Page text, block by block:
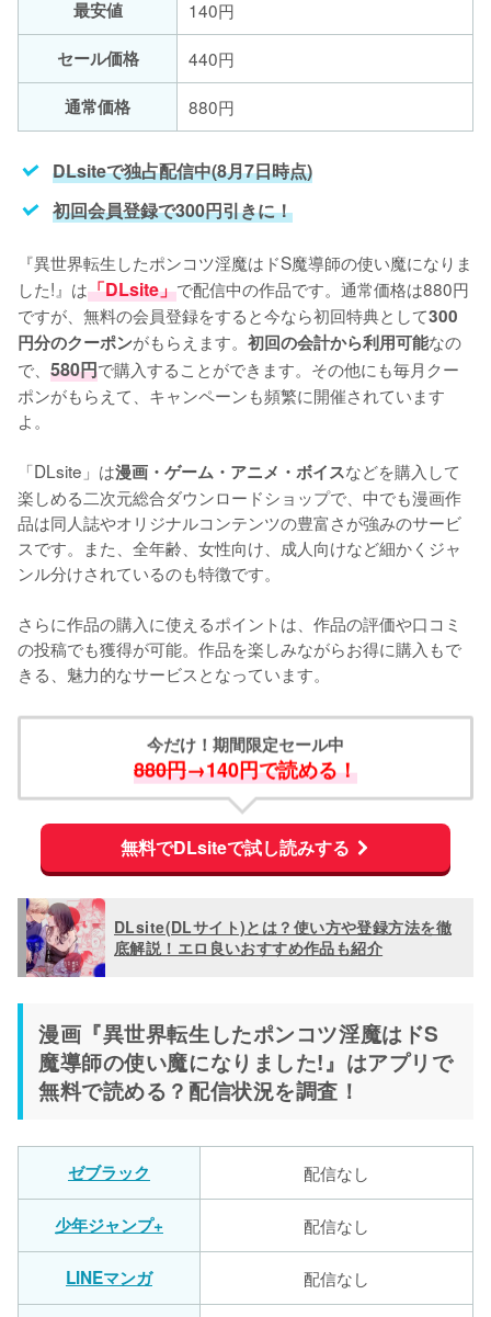
最安値
140円
セール価格
440円
通常価格
880円
DLsiteで独占配信中(8月7日時点)
初回会員登録で300円引きに！
『異世界転生したポンコツ淫魔はドS魔導師の使い魔になりま
した!』は「DLsite」で配信中の作品です。通常価格は880円
ですが、無料の会員登録をすると今なら初回特典として300
円分のクーポンがもらえます。 初回の会計から利用可能なの
で、 580円で購入することができます。その他にも毎月クー
ポンがもらえて、キャンペーンも頻繁に開催されています
よ。
「DLsite」は漫画・ゲーム・アニメ・ボイスなどを購入して
楽しめる二次元総合ダウンロードショップで、中でも漫画作
品は同人誌やオリジナルコンテンツの豊富さが強みのサービ
スです。また、全年齢、女性向け、成人向けなど細かくジャ
ンル分けされているのも特徴です。
さらに作品の購入に使えるポイントは、作品の評価や口コミ
の投稿でも獲得が可能。作品を楽しみながらお得に購入もで
きる、魅力的なサービスとなっています。
今だけ！期間限定セール中
880円→140円で読める！
無料でDLsiteで試し読みする
DLsite(DLサイト)とは？使い方や登録方法を徹
底解説！エロ良いおすすめ作品も紹介
漫画『異世界転生したポンコツ淫魔はドS
魔導師の使い魔になりました!』はアプリで
無料で読める？配信状況を調査！
ゼブラック 配信なし
少年ジャンプ+ 配信なし
LINEマンガ 配信なし